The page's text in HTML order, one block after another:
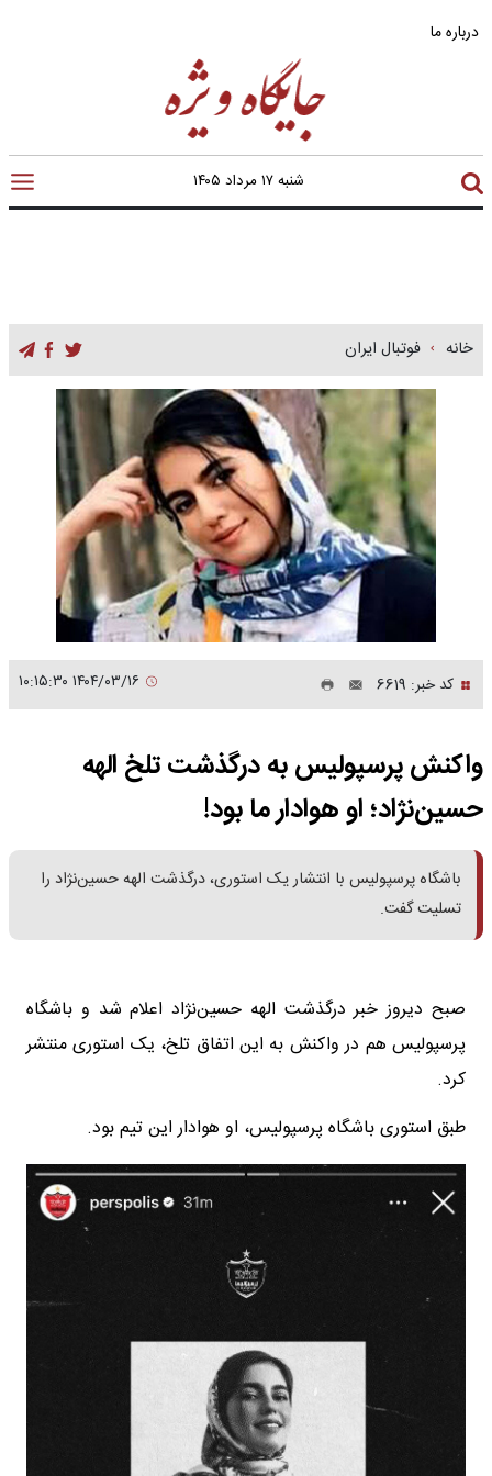
درباره ما
شنبه ۱۷ مرداد ۱۴۰۵
خانه فوتبال ایران
کد خبر: 6619
واکنش پرسپولیس به درگذشت تلخ الهه
حسین‌نژاد؛ او هوادار ما بود!
باشگاه پرسپولیس با انتشار یک استوری، درگذشت الهه حسین‌نژاد را
تسلیت گفت.
صبح دیروز خبر درگذشت الهه حسین‌نژاد اعلام شد و باشگاه
پرسپولیس هم در واکنش به این اتفاق تلخ، یک استوری منتشر
کرد.
طبق استوری باشگاه پرسپولیس، او هوادار این تیم بود.